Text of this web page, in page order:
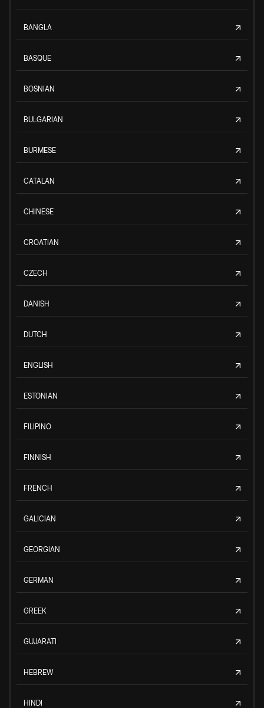
BANGLA
BASQUE
BOSNIAN
BULGARIAN
BURMESE
CATALAN
CHINESE
CROATIAN
CZECH
DANISH
DUTCH
ENGLISH
ESTONIAN
FILIPINO
FINNISH
FRENCH
GALICIAN
GEORGIAN
GERMAN
GREEK
GUJARATI
HEBREW
HINDI